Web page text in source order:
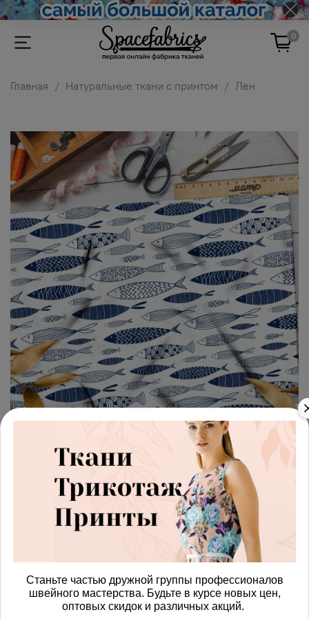
0
Главная Натуральные ткани с принтом Лен
(0) арт.4287443_linen
Ткань лен океанские рыбки
Получить доступ к оптовым ценам
1180.00 руб
В корзину
Изменить масштаб
Станьте частью дружной группы профессионалов
швейного мастерства. Будьте в курсе новых цен,
оптовых скидок и различных акций.